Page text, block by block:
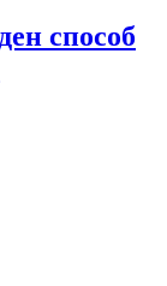
способ